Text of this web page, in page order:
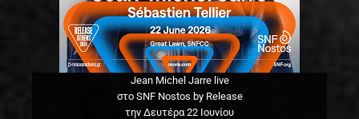
Jean Michel Jarre live
στο SNF Nostos by Release
την Δευτέρα 22 Ιουνίου